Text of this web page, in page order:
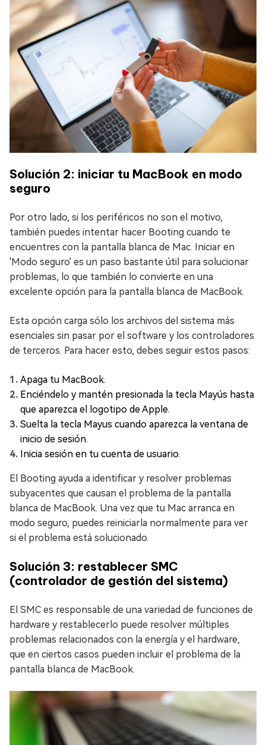
Solución 2: iniciar tu MacBook en modo
seguro
Por otro lado, si los periféricos no son el motivo,
también puedes intentar hacer Booting cuando te
encuentres con la pantalla blanca de Mac. Iniciar en
'Modo seguro' es un paso bastante útil para solucionar
problemas, lo que también lo convierte en una
excelente opción para la pantalla blanca de MacBook.
Esta opción carga sólo los archivos del sistema más
esenciales sin pasar por el software y los controladores
de terceros. Para hacer esto, debes seguir estos pasos:
Apaga tu MacBook.
Enciéndelo y mantén presionada la tecla Mayús hasta
que aparezca el logotipo de Apple.
Suelta la tecla Mayus cuando aparezca la ventana de
inicio de sesión.
Inicia sesión en tu cuenta de usuario.
El Booting ayuda a identificar y resolver problemas
subyacentes que causan el problema de la pantalla
blanca de MacBook. Una vez que tu Mac arranca en
modo seguro, puedes reiniciarla normalmente para ver
si el problema está solucionado.
Solución 3: restablecer SMC
(controlador de gestión del sistema)
El SMC es responsable de una variedad de funciones de
hardware y restablecerlo puede resolver múltiples
problemas relacionados con la energía y el hardware,
que en ciertos casos pueden incluir el problema de la
pantalla blanca de MacBook.